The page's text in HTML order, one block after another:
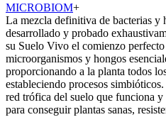
MICROBIOM+
La mezcla definitiva de bacterias y
desarrollado y probado
su Suelo Vivo el comienzo
microorganismos y hongos
proporcionando a la planta todos
estableciendo procesos
red trófica del suelo que funciona
para conseguir plantas sanas,